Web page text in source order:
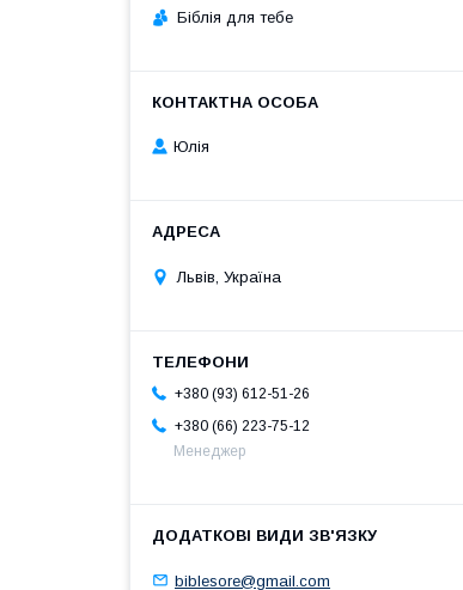
Біблія для тебе
Юлія
Львів, Україна
+380 (93) 612-51-26
+380 (66) 223-75-12
Менеджер
biblesore@gmail.com